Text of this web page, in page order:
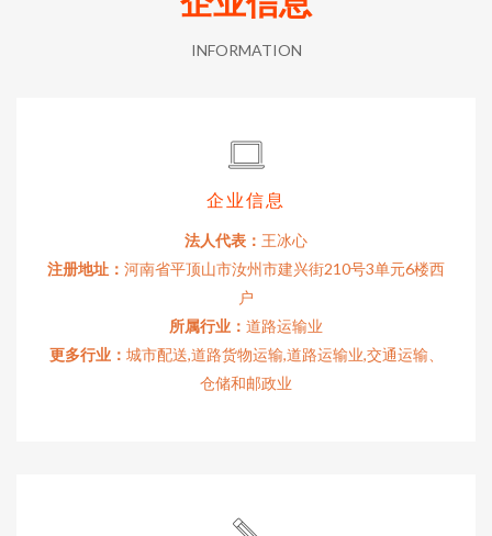
INFORMATION
企业信息
法人代表： 王冰心
注册地址： 河南省平顶山市汝州市建兴街210号3单元6楼西
户
所属行业： 道路运输业
更多行业： 城市配送,道路货物运输,道路运输业,交通运输、
仓储和邮政业